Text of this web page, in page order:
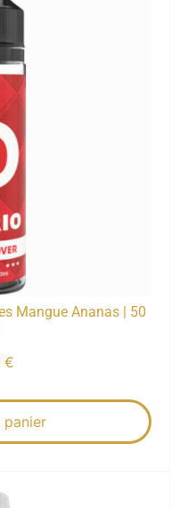
Mangue Ananas | 50
€
panier